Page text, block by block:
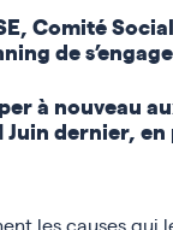
Comité
de
à nouveau
Juin dernier,
les causes